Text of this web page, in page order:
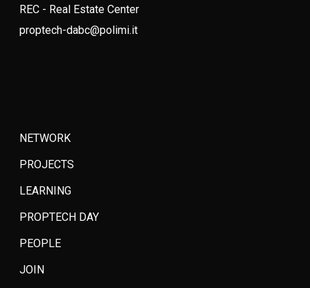
REC - Real Estate Center
proptech-dabc@polimi.it
NETWORK
PROJECTS
LEARNING
PROPTECH DAY
PEOPLE
JOIN